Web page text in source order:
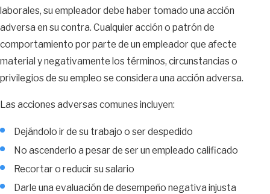
laborales, su empleador debe haber tomado una acción
adversa en su contra. Cualquier acción o patrón de
comportamiento por parte de un empleador que afecte
material y negativamente los términos, circunstancias o
privilegios de su empleo se considera una acción adversa.
Las acciones adversas comunes incluyen:
Dejándolo ir de su trabajo o ser despedido
No ascenderlo a pesar de ser un empleado calificado
Recortar o reducir su salario
Darle una evaluación de desempeño negativa injusta